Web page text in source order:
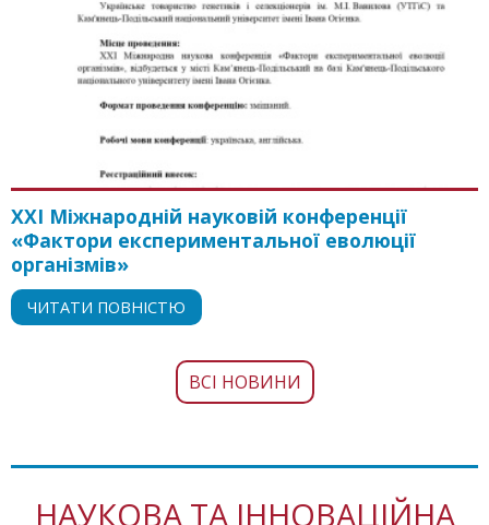
ХХІ Міжнародній науковій конференції
«Фактори експериментальної еволюції
організмів»
ЧИТАТИ ПОВНІСТЮ
ВСІ НОВИНИ
НАУКОВА ТА ІННОВАЦІЙНА